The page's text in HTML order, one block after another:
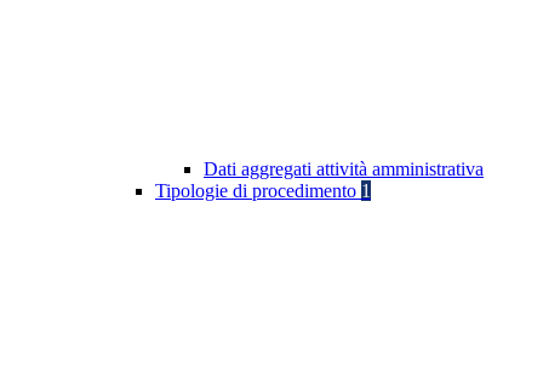
Dati aggregati attività amministrativa
Tipologie di procedimento 1